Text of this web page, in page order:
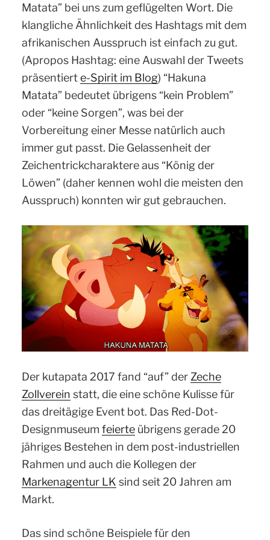
Matata” bei uns zum geflügelten Wort. Die
klangliche Ähnlichkeit des Hashtags mit dem
afrikanischen Ausspruch ist einfach zu gut.
(Apropos Hashtag: eine Auswahl der Tweets
präsentierte-Spirit im Blog) “Hakuna
Matata” bedeutet übrigens “kein Problem”
oder “keine Sorgen”, was bei der
Vorbereitung einer Messe natürlich auch
immer gut passt. Die Gelassenheit der
Zeichentrickcharaktere aus “König der
Löwen” (daher kennen wohl die meisten den
Ausspruch) konnten wir gut gebrauchen.
Der kutapata 2017 fand “auf” der Zeche
Zollverein statt, die eine schöne Kulisse für
das dreitägige Event bot. Das Red-Dot-
Designmuseum feierte übrigens gerade 20
jähriges Bestehen in dem post-industriellen
Rahmen und auch die Kollegen der
Markenagentur LK sind seit 20 Jahren am
Markt.
Das sind schöne Beispiele für den